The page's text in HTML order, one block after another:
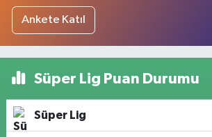
Ankete Katıl
Süper Lig Puan Durumu
Süper Lig